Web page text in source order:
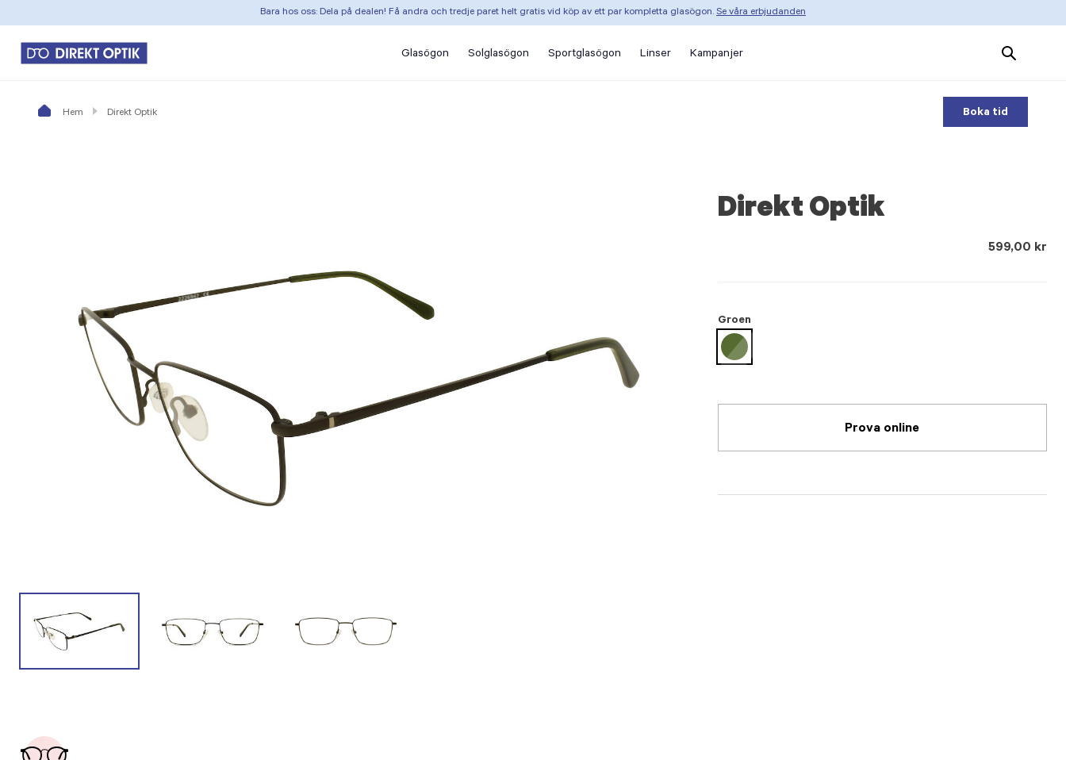
Bara hos oss: Dela på dealen! Få andra och tredje paret helt gratis vid köp av ett par kompletta glasögon. Se våra erbjudanden
Glasögon Solglasögon Sportglasögon Linser Kampanjer
Search
Products
Hem Direkt Optik Boka tid
Direkt Optik
599,00 kr
Groen
selected
Prova online